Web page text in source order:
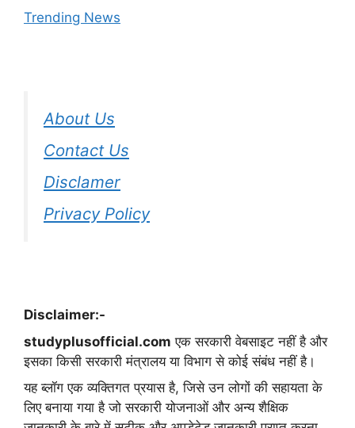
Trending News
About Us
Contact Us
Disclamer
Privacy Policy
Disclaimer:-
studyplusofficial.com एक सरकारी वेबसाइट नहीं है और
इसका किसी सरकारी मंत्रालय या विभाग से कोई संबंध नहीं है।
यह ब्लॉग एक व्यक्तिगत प्रयास है, जिसे उन लोगों की सहायता के
लिए बनाया गया है जो सरकारी योजनाओं और अन्य शैक्षिक